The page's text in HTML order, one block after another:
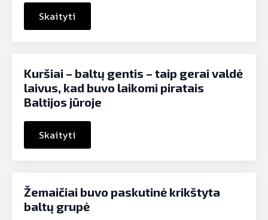
Skaityti
Kuršiai – baltų gentis – taip gerai valdė
laivus, kad buvo laikomi piratais
Baltijos jūroje
Skaityti
Žemaičiai buvo paskutinė krikštyta
baltų grupė